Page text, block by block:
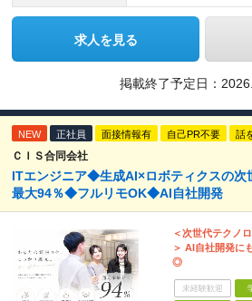
求人を見る
掲載終了予定日：
NEW 正社員 面接情報有 自己PR不要 話
ＣＩＳ合同会社
ITエンジニア◆生成AI×ロボティクスの
最大94％◆フルリモOK◆AI自社開発
＜次世代テクノ
＞ AI自社開発に
◎
未経験歓迎